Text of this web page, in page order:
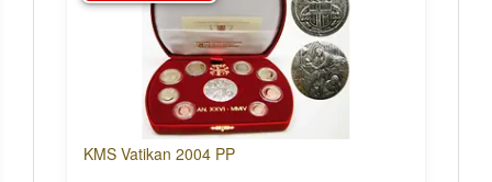
KMS Vatikan 2004 PP